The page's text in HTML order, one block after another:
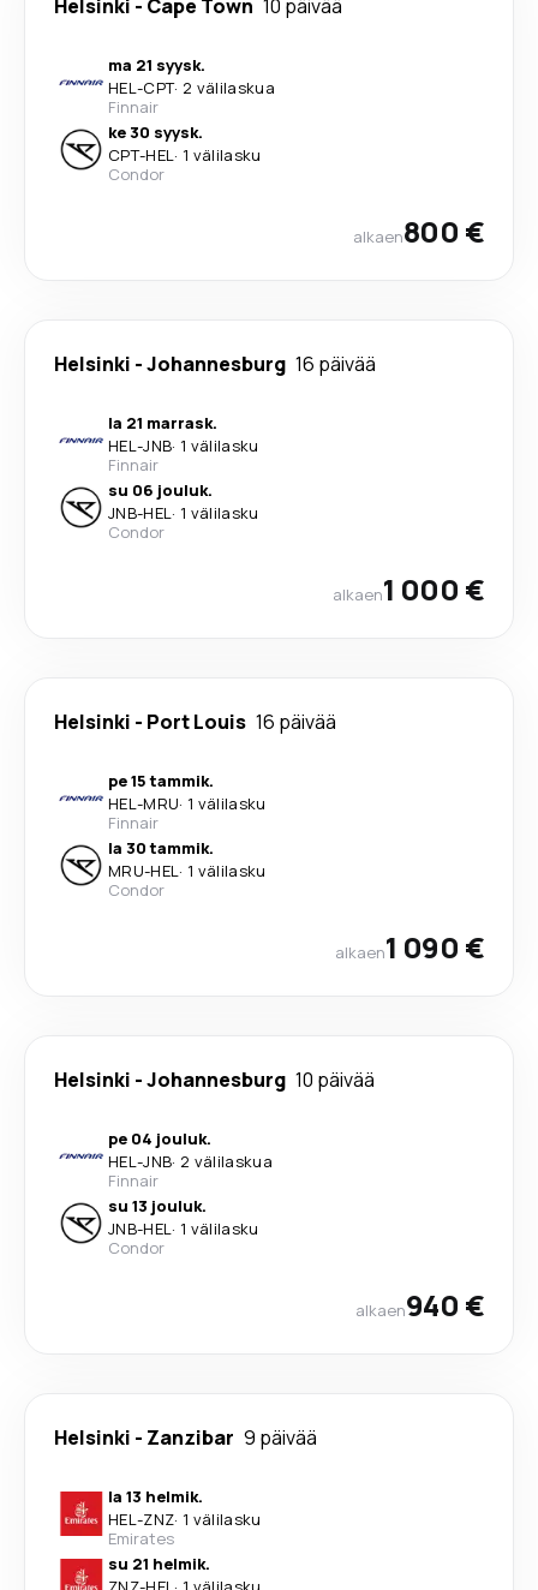
Helsinki - Cape Town 10 päivää
ma 21 syysk.
HEL-CPT· 2 välilaskua
Finnair
ke 30 syysk.
CPT-HEL· 1 välilasku
Condor
alkaen800 €
Helsinki -Johannesburg 16 päivää
la 21 marrask.
HEL-JNB· 1 välilasku
Finnair
su 06 jouluk.
JNB-HEL· 1 välilasku
Condor
alkaen1 000 €
Helsinki - Port Louis 16 päivää
pe 15 tammik.
HEL-MRU· 1 välilasku
Finnair
la 30 tammik.
MRU-HEL· 1 välilasku
Condor
alkaen1 090 €
Helsinki -Johannesburg 10 päivää
pe 04 jouluk.
HEL-JNB· 2 välilaskua
Finnair
su 13 jouluk.
JNB-HEL· 1 välilasku
Condor
alkaen940 €
Helsinki - Zanzibar 9 päivää
la 13 helmik.
HEL-ZNZ· 1 välilasku
Emirates
su 21 helmik.